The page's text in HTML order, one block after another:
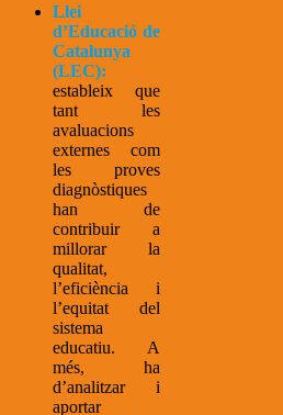
Llei
d’Educació de
Catalunya
(LEC):
estableix que
tant les
avaluacions
externes com
les proves
diagnòstiques
han de
contribuir a
millorar la
qualitat,
l’eficiència i
l’equitat del
sistema
educatiu. A
més, ha
d’analitzar i
aportar